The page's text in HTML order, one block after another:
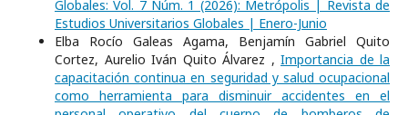
Globales: Vol. 7 Núm. 1 (2026): Metrópolis | Revista de
Estudios Universitarios Globales | Enero-Junio
Elba Rocío Galeas Agama, Benjamín Gabriel Quito
Cortez, Aurelio Iván Quito Álvarez , Importancia de la
capacitación continua en seguridad y salud ocupacional
como herramienta para disminuir accidentes en el